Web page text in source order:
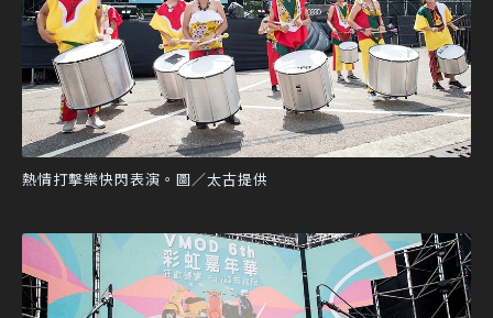
熱情打擊樂快閃表演。圖／太古提供